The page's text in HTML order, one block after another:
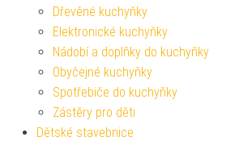
Dřevěné kuchyňky
Elektronické kuchyňky
Nádobí a doplňky do kuchyňky
Obyčejné kuchyňky
Spotřebiče do kuchyňky
Zástěry pro děti
Dětské stavebnice